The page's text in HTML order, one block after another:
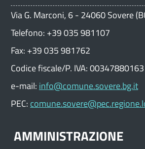
Via G. Marconi, 6 - 24060 Sovere
Telefono: +39 035 981107
Fax: +39 035 981762
Codice fiscale/P. IVA: 00347880163
e-mail: info@comune.sovere.bg.it
PEC:
AMMINISTRAZIONE